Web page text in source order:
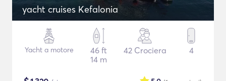
yacht cruises Kefalonia
Yacht a motore
46 ft
14 m
42 Crociera 4